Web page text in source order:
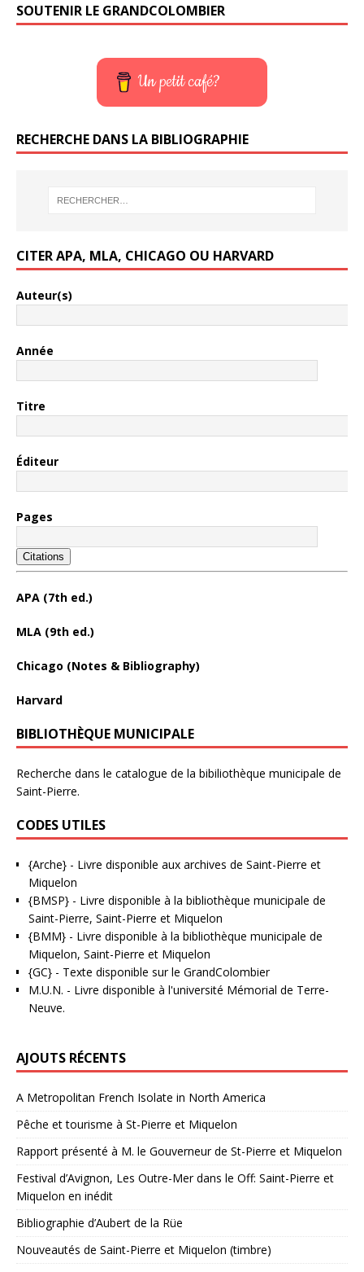
SOUTENIR LE GRANDCOLOMBIER
Un petit café?
RECHERCHE DANS LA BIBLIOGRAPHIE
CITER APA, MLA, CHICAGO OU HARVARD
Auteur(s)
Année
Titre
Éditeur
Pages
Citations
APA (7th ed.)
MLA (9th ed.)
Chicago (Notes & Bibliography)
Harvard
BIBLIOTHÈQUE MUNICIPALE
Recherche dans le catalogue de la bibiliothèque municipale de
Saint-Pierre.
CODES UTILES
{Arche} - Livre disponible aux archives de Saint-Pierre et
Miquelon
{BMSP} - Livre disponible à la bibliothèque municipale de
Saint-Pierre, Saint-Pierre et Miquelon
{BMM} - Livre disponible à la bibliothèque municipale de
Miquelon, Saint-Pierre et Miquelon
{GC} - Texte disponible sur le GrandColombier
M.U.N. - Livre disponible à l'université Mémorial de Terre-
Neuve.
AJOUTS RÉCENTS
A Metropolitan French Isolate in North America
Pêche et tourisme à St-Pierre et Miquelon
Rapport présenté à M. le Gouverneur de St-Pierre et Miquelon
Festival d’Avignon, Les Outre-Mer dans le Off: Saint-Pierre et
Miquelon en inédit
Bibliographie d’Aubert de la Rüe
Nouveautés de Saint-Pierre et Miquelon (timbre)